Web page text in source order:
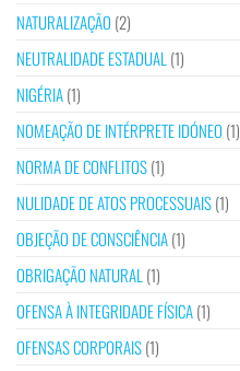
NATURALIZAÇÃO (2)
NEUTRALIDADE ESTADUAL (1)
NIGÉRIA(1)
NOMEAÇÃO DE INTÉRPRETE IDÓNEO (1)
NORMA DE CONFLITOS(1)
NULIDADE DE ATOS PROCESSUAIS(1)
OBJEÇÃO DE CONSCIÊNCIA(1)
OBRIGAÇÃO NATURAL (1)
OFENSA À INTEGRIDADE FÍSICA(1)
OFENSAS CORPORAIS(1)